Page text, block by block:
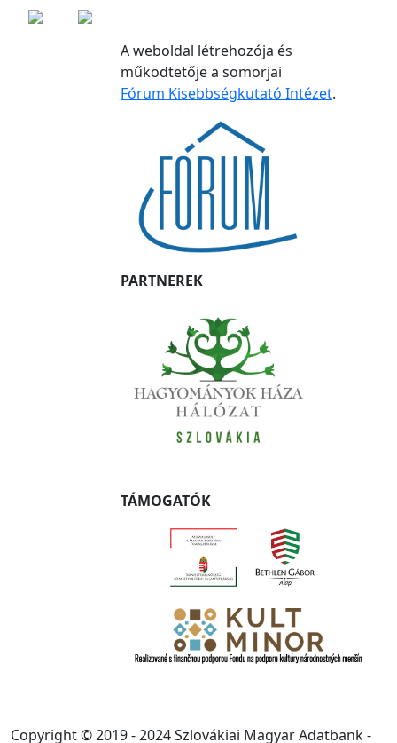
A weboldal létrehozója és
működtetője a somorjai
Fórum Kisebbségkutató Intézet.
PARTNEREK
TÁMOGATÓK
Copyright © 2019 - 2024 Szlovákiai Magyar Adatbank -